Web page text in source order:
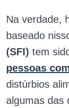
Na verdade,
baseado
(SFI) tem
pessoas
distúrbios
algumas das